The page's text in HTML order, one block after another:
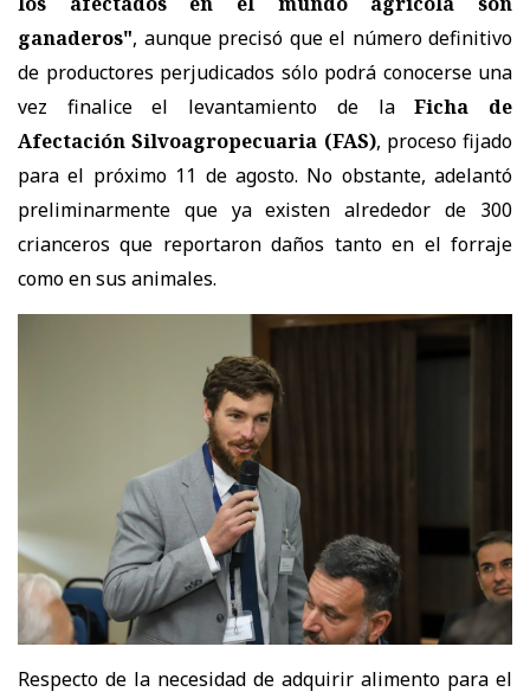
ganaderos", aunque precisó que el número definitivo
de productores perjudicados sólo podrá conocerse una
vez finalice el levantamiento de laFicha de
Afectación Silvoagropecuaria (FAS), proceso fijado
para el próximo 11 de agosto. No obstante, adelantó
preliminarmente que ya existen alrededor de 300
crianceros que reportaron daños tanto en el forraje
como en sus animales.
Respecto de la necesidad de adquirir alimento para el